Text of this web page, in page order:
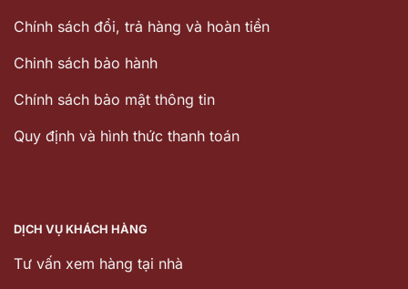
Chính sách đổi, trả hàng và hoàn tiền
Chinh sách bảo hành
Chính sách bảo mật thông tin
Quy định và hình thức thanh toán
DỊCH VỤ KHÁCH HÀNG
Tư vấn xem hàng tại nhà